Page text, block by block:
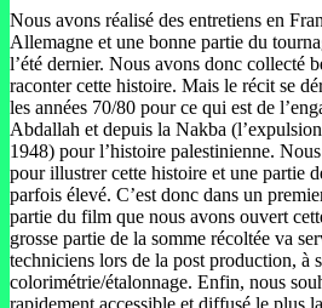
Nous avons réalisé des entretiens en
Allemagne et une bonne partie du
l’été dernier. Nous avons donc collecté
raconter cette histoire. Mais le récit se
les années 70/80 pour ce qui est de
Abdallah et depuis la Nakba
1948) pour l’histoire palestinienne.
pour illustrer cette histoire et une partie
parfois élevé. C’est donc dans un
partie du film que nous avons ouvert
grosse partie de la somme récoltée va
techniciens lors de la post production, à
colorimétrie/étalonnage. Enfin, nous
rapidement accessible et diffusé le plus